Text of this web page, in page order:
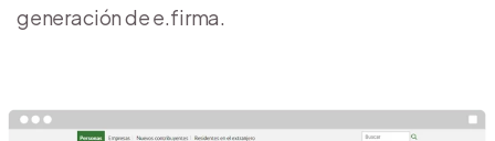
generación de e.firma.